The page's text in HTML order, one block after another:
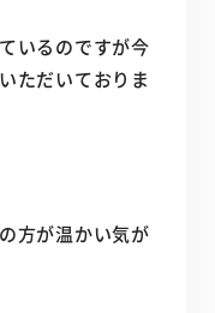
いるのですが今
ただいておりま
方が温かい気が